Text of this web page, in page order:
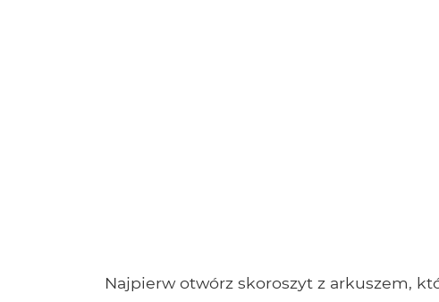
Najpierw otwórz skoroszyt z arkuszem,